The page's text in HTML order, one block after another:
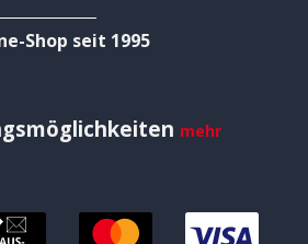
Shop seit 1995
mehr